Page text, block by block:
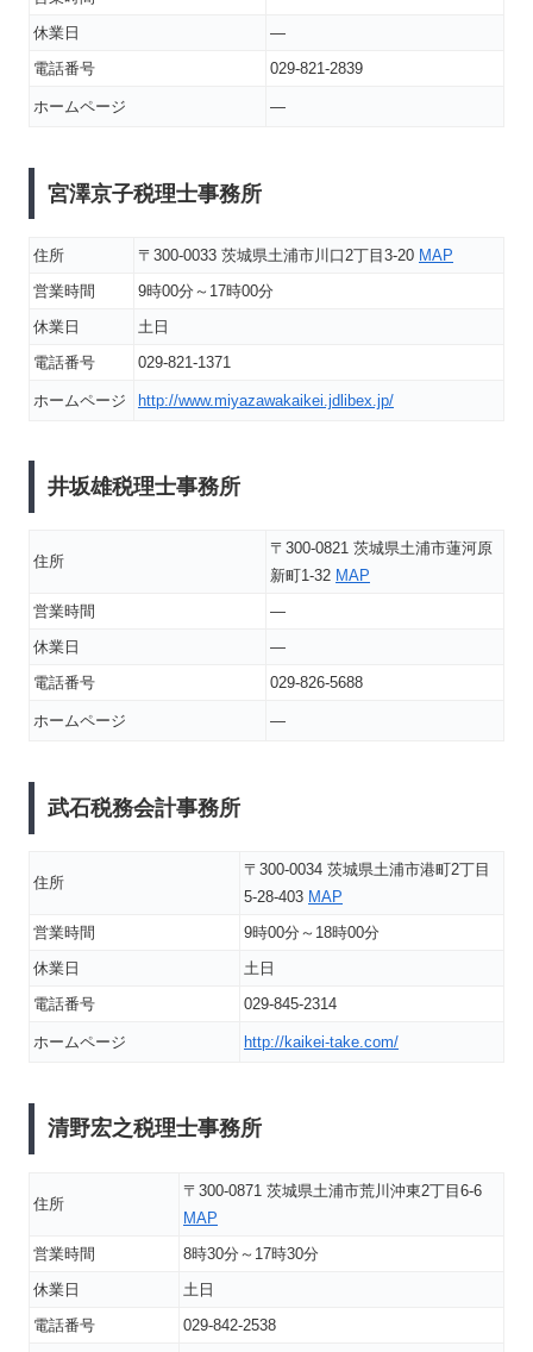
休業日
―
電話番号
029-821-2839
ホームページ ―
宮澤京子税理士事務所
住所 〒300-0033 茨城県土浦市川口2丁目3-20 MAP
営業時間
9時00分～17時00分
休業日
土日
電話番号
029-821-1371
ホームページ http://www.miyazawakaikei.jdlibex.jp/
井坂雄税理士事務所
住所
〒300-0821 茨城県土浦市蓮河原
新町1-32 MAP
営業時間
―
休業日
―
電話番号
029-826-5688
ホームページ ―
武石税務会計事務所
住所
〒300-0034 茨城県土浦市港町2丁目
5-28-403 MAP
営業時間
9時00分～18時00分
休業日
土日
電話番号
029-845-2314
ホームページ http://kaikei-take.com/
清野宏之税理士事務所
住所
〒300-0871 茨城県土浦市荒川沖東2丁目6-6
MAP
営業時間
8時30分～17時30分
休業日
土日
電話番号
029-842-2538